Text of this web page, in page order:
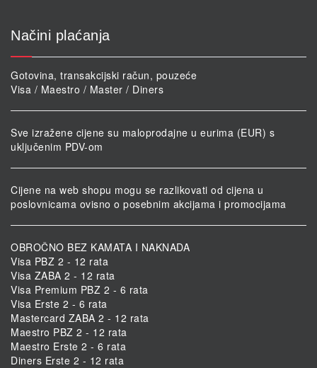
Načini plaćanja
Gotovina, transakcijski račun, pouzeće
Visa / Maestro / Master / Diners
Sve izražene cijene su maloprodajne u eurima (EUR) s
uključenim PDV-om
Cijene na web shopu mogu se razlikovati od cijena u
poslovnicama ovisno o posebnim akcijama i promocijama
OBROČNO BEZ KAMATA I NAKNADA
Visa PBZ 2 - 12 rata
Visa ZABA 2 - 12 rata
Visa Premium PBZ 2 - 6 rata
Visa Erste 2 - 6 rata
Mastercard ZABA 2 - 12 rata
Maestro PBZ 2 - 12 rata
Maestro Erste 2 - 6 rata
Diners Erste 2 - 12 rata